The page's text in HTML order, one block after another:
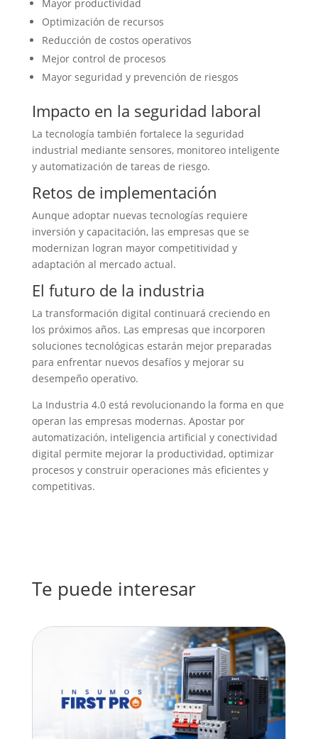
Mayor productividad
Optimización de recursos
Reducción de costos operativos
Mejor control de procesos
Mayor seguridad y prevención de riesgos
Impacto en la seguridad laboral
La tecnología también fortalece la seguridad
industrial mediante sensores, monitoreo inteligente
y automatización de tareas de riesgo.
Retos de implementación
Aunque adoptar nuevas tecnologías requiere
inversión y capacitación, las empresas que se
modernizan logran mayor competitividad y
adaptación al mercado actual.
El futuro de la industria
La transformación digital continuará creciendo en
los próximos años. Las empresas que incorporen
soluciones tecnológicas estarán mejor preparadas
para enfrentar nuevos desafíos y mejorar su
desempeño operativo.
La Industria 4.0 está revolucionando la forma en que
operan las empresas modernas. Apostar por
automatización, inteligencia artificial y conectividad
digital permite mejorar la productividad, optimizar
procesos y construir operaciones más eficientes y
competitivas.
Te puede interesar